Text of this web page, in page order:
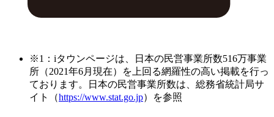
※1：iタウンページは、日本の民営事業所数516万事業
所（2021年6月現在）を上回る網羅性の高い掲載を行っ
ております。日本の民営事業所数は、総務省統計局サ
イト（https://www.stat.go.jp）を参照